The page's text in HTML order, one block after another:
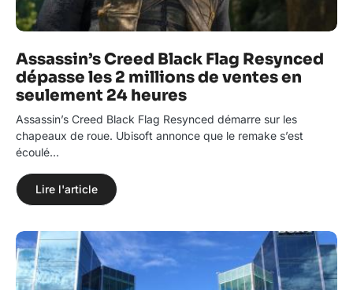
Assassin’s Creed Black Flag Resynced
dépasse les 2 millions de ventes en
seulement 24 heures
Assassin’s Creed Black Flag Resynced démarre sur les
chapeaux de roue. Ubisoft annonce que le remake s’est
écoulé…
Lire l'article